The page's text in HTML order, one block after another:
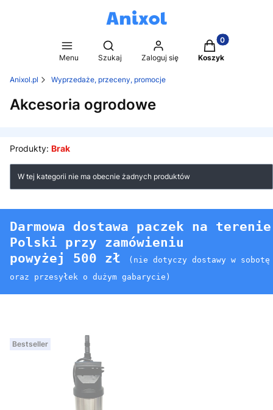
Menu
Otwórz wyszukiwarkę
Szukaj Zaloguj się
Produkty w
Koszyk
Anixol.pl Wyprzedaże, przeceny, promocje
Akcesoria ogrodowe
Produkty: Brak
Lista produktów
W tej kategorii nie ma obecnie żadnych produktów
Darmowa dostawa paczek na terenie
Polski przy zamówieniu
powyżej 500 zł
(nie dotyczy dostawy w sobotę
oraz przesyłek o dużym gabarycie)
Bestseller